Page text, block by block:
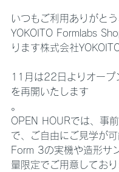
いつもご利用ありがとう
YOKOITO Formlabs
ります株式会社
11月は22日よりオープ
を再開いたします
。
OPEN HOURでは、事
で、ご自由にご見学が可
Form 3の実機や造形サ
量限定でご用意しており